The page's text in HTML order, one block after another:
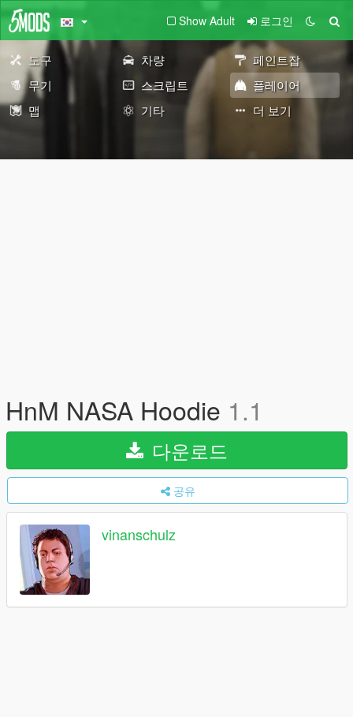
Show Adult 로그인
도구 차량
페인트잡
무기
스크립트
플레이어
맵
기타 더 보기
HnM NASA Hoodie 1.1
다운로드
공유
vinanschulz